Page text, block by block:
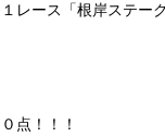
１レース「根岸ステ
点！！！